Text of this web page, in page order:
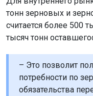
тонн зерновых и
считается более 500
тысяч тонн
– Это позволит
потребности по
обязательства